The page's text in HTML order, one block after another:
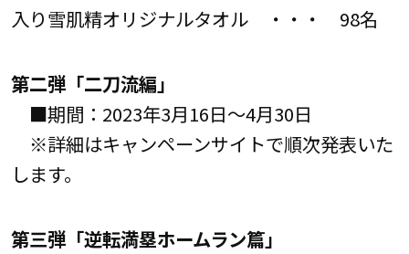
入り雪肌精オリジナルタオル ・・・ 98名
第二弾「二刀流編」
■期間：2023年3月16日～4月30日
※詳細はキャンペーンサイトで順次発表いた
します。
第三弾「逆転満塁ホームラン篇」